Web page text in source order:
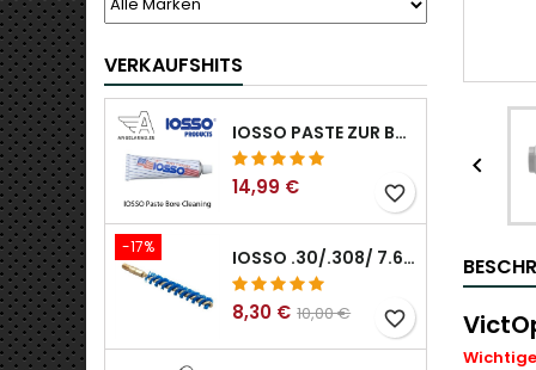
VERKAUFSHITS
IOSSO PASTE ZUR BOHRUNGSREINIGUNG
14,99 € favorite_border
-17% IOSSO .30/.308/ 7.62MM ELIMINATOR BLUE NYFLEX GUN BOR REINIGUNGSBÜRSTEN .30/.308/ 7.62MM
8,30 € 10,00 € favorite_border
